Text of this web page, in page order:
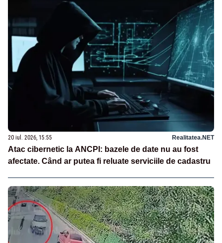
20 iul. 2026, 15:55 Realitatea.NET
Atac cibernetic la ANCPI: bazele de date nu au fost
afectate. Când ar putea fi reluate serviciile de cadastru